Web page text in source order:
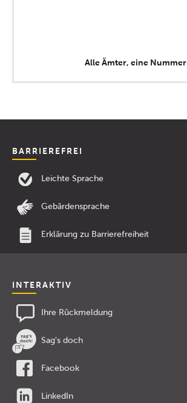
Alle Ämter, eine Nummer
BARRIEREFREI
Leichte Sprache
Gebärdensprache
Erklärung zu Barrierefreiheit
INTERAKTIV
Ihre Rückmeldung
Sag's doch
Facebook
LinkedIn